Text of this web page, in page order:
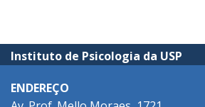
Instituto de Psicologia da USP
ENDEREÇO